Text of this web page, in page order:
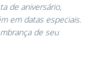
de aniversário,
em datas especiais.
de seu